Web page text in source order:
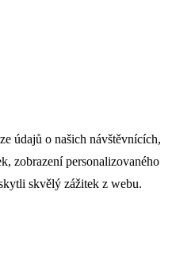
údajů o našich návštěvnících,
zobrazení personalizovaného
skvělý zážitek z webu.